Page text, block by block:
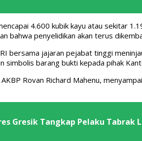
4.600 kubik kayu atau sekitar
bahwa penyelidikan akan terus
bersama jajaran pejabat tinggi
barang bukti kepada pihak
Rovan Richard Mahenu,
Gresik Tangkap Pelaku Tabrak